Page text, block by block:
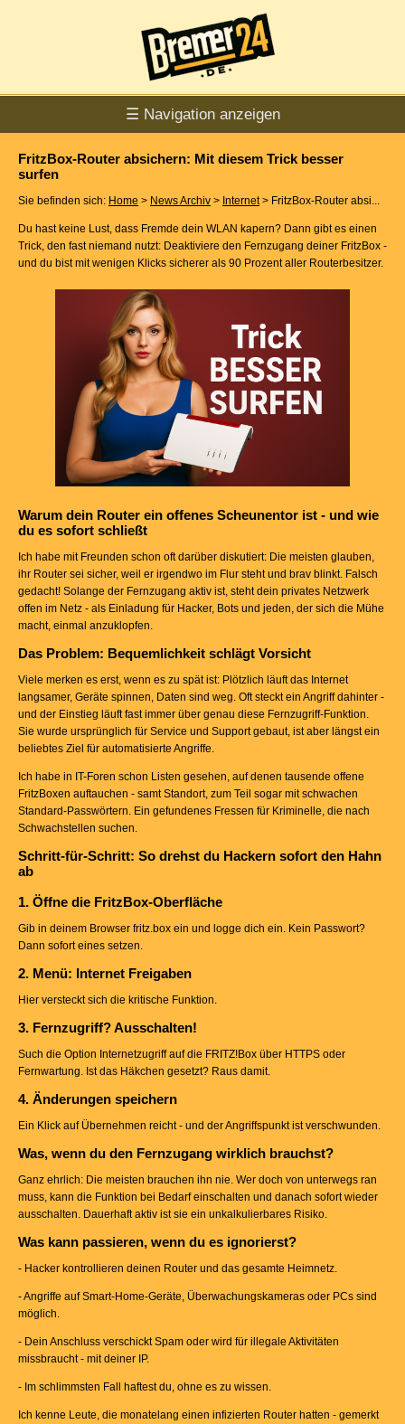
☰ Navigation anzeigen
FritzBox-Router absichern: Mit diesem Trick besser
surfen
Sie befinden sich: Home > News Archiv > Internet> FritzBox-Router absi...
Du hast keine Lust, dass Fremde dein WLAN kapern? Dann gibt es einen
Trick, den fast niemand nutzt: Deaktiviere den Fernzugang deiner FritzBox -
und du bist mit wenigen Klicks sicherer als 90 Prozent aller Routerbesitzer.
Warum dein Router ein offenes Scheunentor ist - und wie
du es sofort schließt
Ich habe mit Freunden schon oft darüber diskutiert: Die meisten glauben,
ihr Router sei sicher, weil er irgendwo im Flur steht und brav blinkt. Falsch
gedacht! Solange der Fernzugang aktiv ist, steht dein privates Netzwerk
offen im Netz - als Einladung für Hacker, Bots und jeden, der sich die Mühe
macht, einmal anzuklopfen.
Das Problem: Bequemlichkeit schlägt Vorsicht
Viele merken es erst, wenn es zu spät ist: Plötzlich läuft das Internet
langsamer, Geräte spinnen, Daten sind weg. Oft steckt ein Angriff dahinter -
und der Einstieg läuft fast immer über genau diese Fernzugriff-Funktion.
Sie wurde ursprünglich für Service und Support gebaut, ist aber längst ein
beliebtes Ziel für automatisierte Angriffe.
Ich habe in IT-Foren schon Listen gesehen, auf denen tausende offene
FritzBoxen auftauchen - samt Standort, zum Teil sogar mit schwachen
Standard-Passwörtern. Ein gefundenes Fressen für Kriminelle, die nach
Schwachstellen suchen.
Schritt-für-Schritt: So drehst du Hackern sofort den Hahn
ab
1. Öffne die FritzBox-Oberfläche
Gib in deinem Browser fritz.box ein und logge dich ein. Kein Passwort?
Dann sofort eines setzen.
2. Menü: Internet Freigaben
Hier versteckt sich die kritische Funktion.
3. Fernzugriff? Ausschalten!
Such die Option Internetzugriff auf die FRITZ!Box über HTTPS oder
Fernwartung. Ist das Häkchen gesetzt? Raus damit.
4. Änderungen speichern
Ein Klick auf Übernehmen reicht - und der Angriffspunkt ist verschwunden.
Was, wenn du den Fernzugang wirklich brauchst?
Ganz ehrlich: Die meisten brauchen ihn nie. Wer doch von unterwegs ran
muss, kann die Funktion bei Bedarf einschalten und danach sofort wieder
ausschalten. Dauerhaft aktiv ist sie ein unkalkulierbares Risiko.
Was kann passieren, wenn du es ignorierst?
- Hacker kontrollieren deinen Router und das gesamte Heimnetz.
- Angriffe auf Smart-Home-Geräte, Überwachungskameras oder PCs sind
möglich.
- Dein Anschluss verschickt Spam oder wird für illegale Aktivitäten
missbraucht - mit deiner IP.
- Im schlimmsten Fall haftest du, ohne es zu wissen.
Ich kenne Leute, die monatelang einen infizierten Router hatten - gemerkt